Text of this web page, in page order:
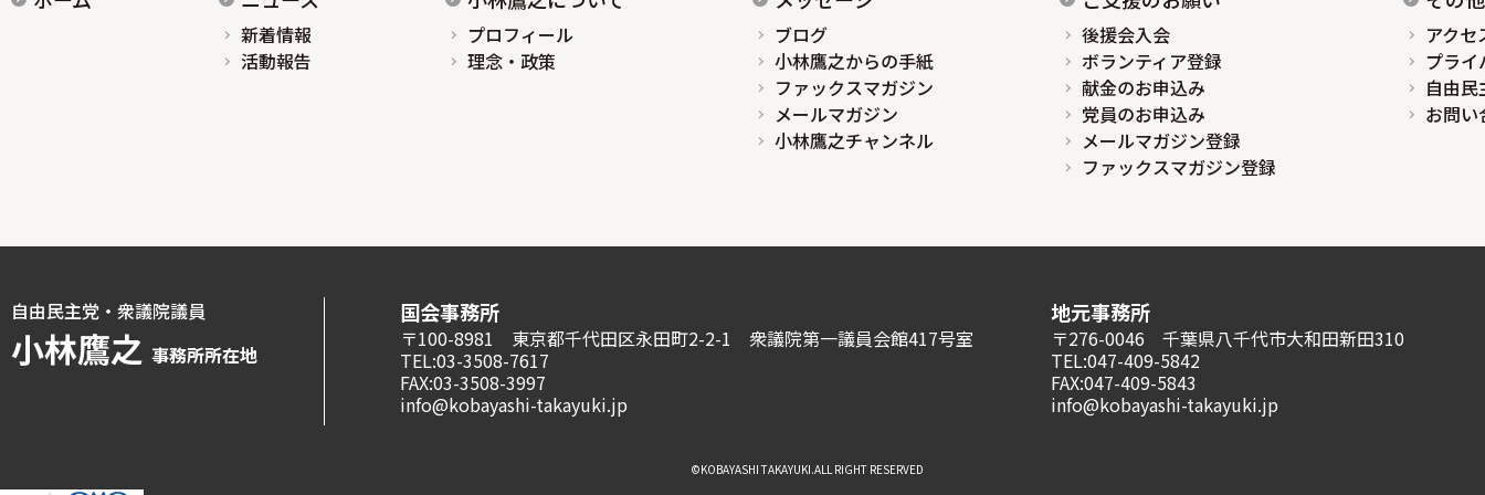
新着情報
活動報告
プロフィール
理念・政策
ブログ
小林鷹之からの手紙
ファックスマガジン
メールマガジン
小林鷹之チャンネル
後援会入会
ボランティア登録
献金のお申込み
党員のお申込み
メールマガジン登録
ファックスマガジン登録
アクセ
プラ
自由民
お問い
自由民主党・衆議院議員
小林鷹之 事務所所在地
国会事務所
〒100-8981 東京都千代田区永田町2-2-1 衆議院第一議員会館417号室
TEL:03-3508-7617
FAX:03-3508-3997
info@kobayashi-takayuki.jp
地元事務所
〒276-0046 千葉県八千代市大和田新田310
TEL:047-409-5842
FAX:047-409-5843
info@kobayashi-takayuki.jp
©︎KOBAYASHI TAKAYUKI.ALL RIGHT RESERVED